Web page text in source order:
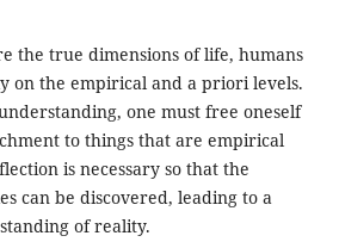
the true dimensions of life, humans
on the empirical and a priori levels.
one must free oneself
to things that are empirical
is necessary so that the
can be discovered, leading to a
of reality.